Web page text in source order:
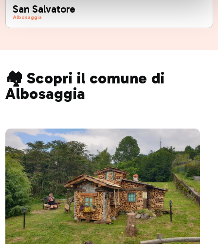
San Salvatore
Albosaggia
🏘️ Scopri il comune di
Albosaggia